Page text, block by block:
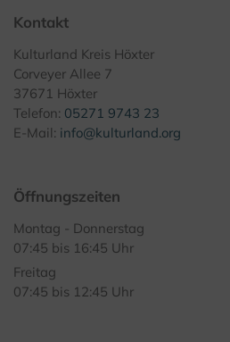
Kontakt
Kulturland Kreis Höxter
Corveyer Allee 7
37671 Höxter
Telefon: 05271 9743 23
E-Mail: info@kulturland.org
Öffnungszeiten
Montag - Donnerstag
07:45 bis 16:45 Uhr
Freitag
07:45 bis 12:45 Uhr